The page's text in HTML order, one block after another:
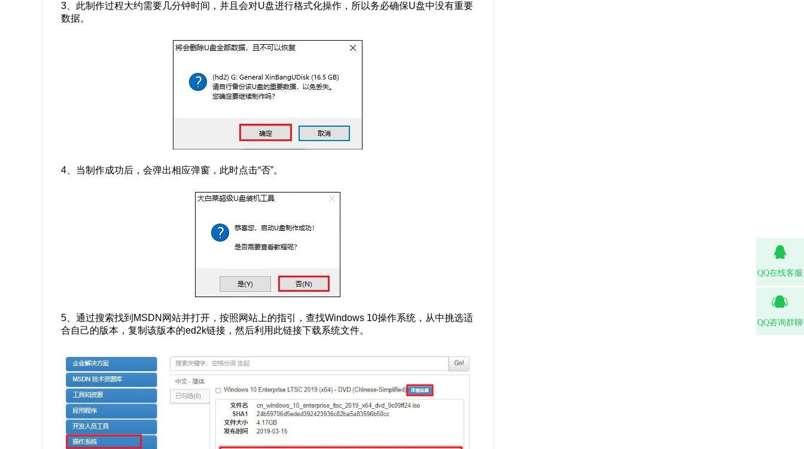
3、此制作过程大约需要几分钟时间，并且会对U盘进行格式化操作，所以务必确保U盘中没有重要
数据。
4、当制作成功后，会弹出相应弹窗，此时点击“否”。
5、通过搜索找到MSDN网站并打开，按照网站上的指引，查找Windows 10操作系统，从中挑选适
合自己的版本，复制该版本的ed2k链接，然后利用此链接下载系统文件。
QQ在线客服
QQ咨询群聊